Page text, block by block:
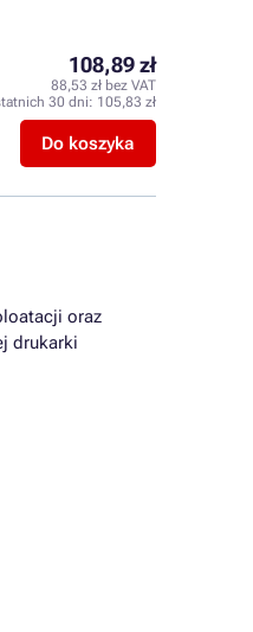
108,89 zł
88,53 zł bez VAT
30 dni: 105,83 zł
Do koszyka
oraz
drukarki